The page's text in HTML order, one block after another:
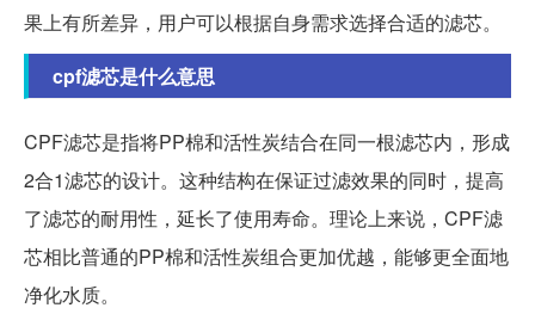
果上有所差异，用户可以根据自身需求选择合适的滤芯。
cpf滤芯是什么意思
CPF滤芯是指将PP棉和活性炭结合在同一根滤芯内，形成
2合1滤芯的设计。这种结构在保证过滤效果的同时，提高
了滤芯的耐用性，延长了使用寿命。理论上来说，CPF滤
芯相比普通的PP棉和活性炭组合更加优越，能够更全面地
净化水质。